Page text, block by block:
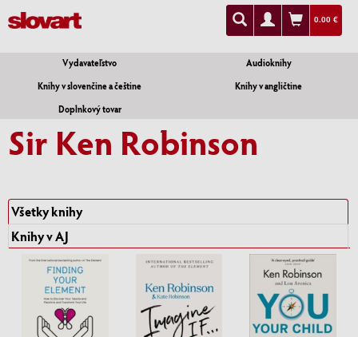
0.00 €
Vydavateľstvo
Audioknihy
Knihy v slovenčine a češtine
Knihy v angličtine
Doplnkový tovar
Sir Ken Robinson
Všetky knihy
Knihy v AJ